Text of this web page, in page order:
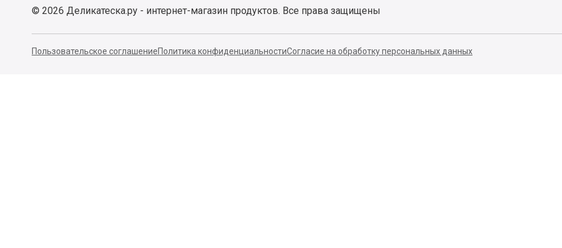
© 2026 Деликатеска.ру - интернет-магазин продуктов. Все права защищены
Пользовательское соглашениеПолитика конфиденциальностиСогласие на обработку персональных данных